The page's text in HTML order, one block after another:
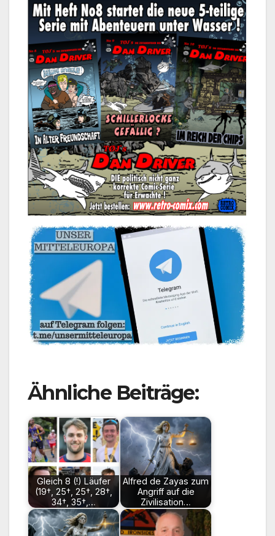
Ähnliche Beiträge:
Gleich 8 (!) Läufer
(19†, 25†, 25†, 28†,
34†, 35†,…
Alfred de Zayas zum
Angriff auf die
Zivilisation…